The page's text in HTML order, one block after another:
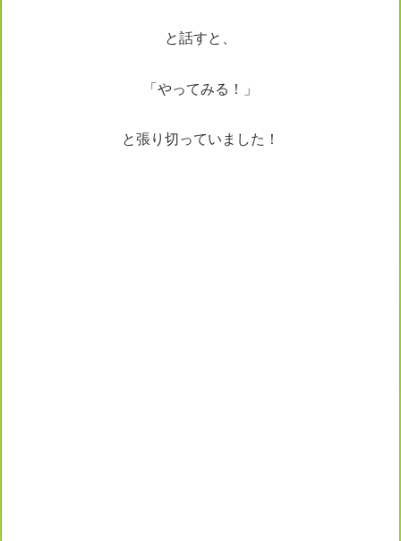
と話すと、
「やってみる！」
と張り切っていました！